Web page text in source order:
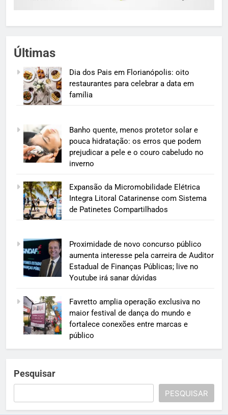
Últimas
Dia dos Pais em Florianópolis: oito
restaurantes para celebrar a data em
família
Banho quente, menos protetor solar e
pouca hidratação: os erros que podem
prejudicar a pele e o couro cabeludo no
inverno
Expansão da Micromobilidade Elétrica
Integra Litoral Catarinense com Sistema
de Patinetes Compartilhados
Proximidade de novo concurso público
aumenta interesse pela carreira de Auditor
Estadual de Finanças Públicas; live no
Youtube irá sanar dúvidas
Favretto amplia operação exclusiva no
maior festival de dança do mundo e
fortalece conexões entre marcas e
público
Pesquisar
PESQUISAR